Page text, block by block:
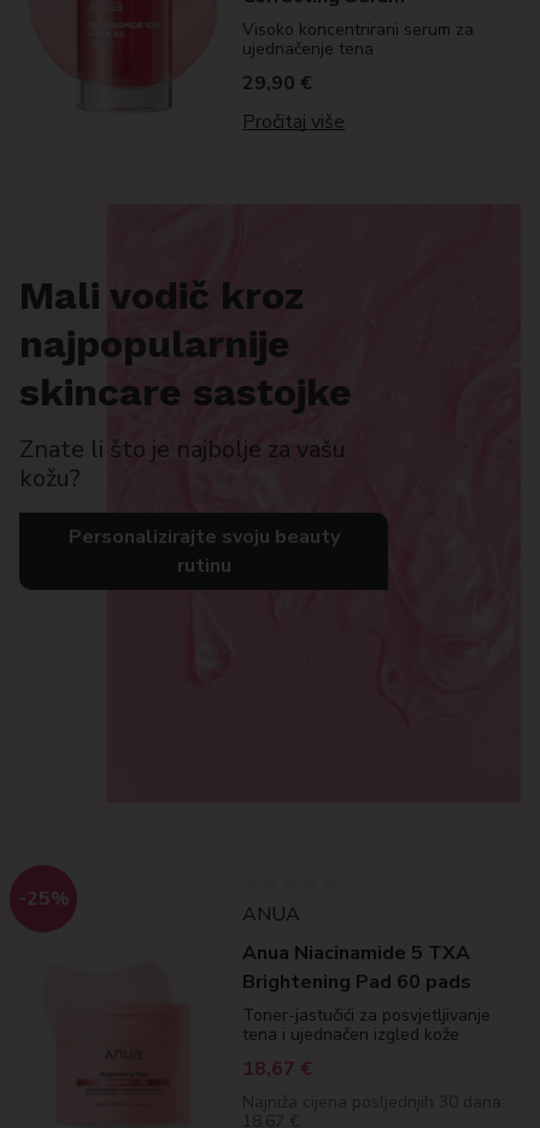
Visoko koncentrirani serum za
ujednačenje tena
29,90 €
Pročitaj više
Mali vodič kroz
najpopularnije
skincare sastojke
Znate li što je najbolje za vašu
kožu?
Personalizirajte svoju beauty
rutinu
-25%
ANUA
Anua Niacinamide 5 TXA
Brightening Pad 60 pads
Toner-jastučići za posvjetljivanje
tena i ujednačen izgled kože
18,67 €
Najniža cijena posljednjih 30 dana:
18.67 €